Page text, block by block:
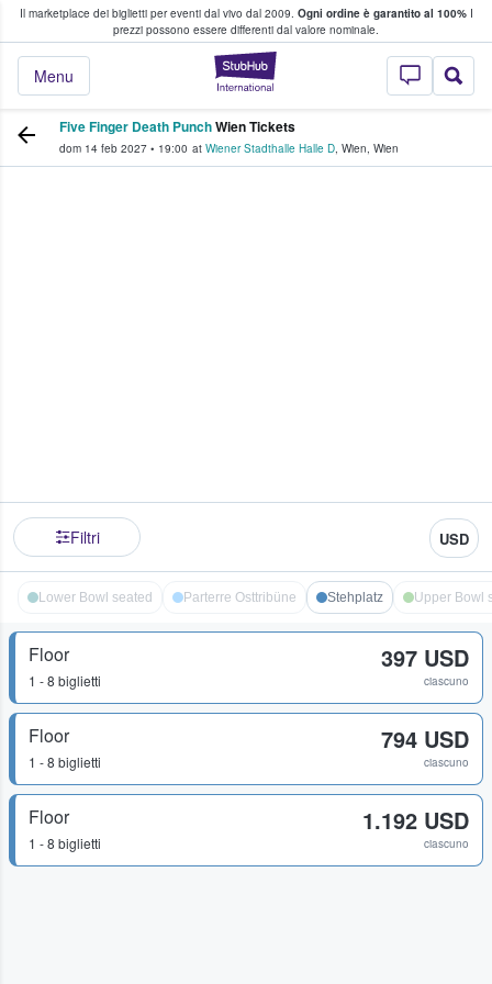
Il marketplace dei biglietti per eventi dal vivo dal 2009. Ogni ordine è garantito al 100%I
prezzi possono essere differenti dal valore nominale.
StubHub - Dove
Menu
fan comprano e vendono biglietti
Five Finger Death PunchWien Tickets
dom 14 feb 2027 • 19:00 at Wiener Stadthalle Halle D, Wien, Wien
Filtri USD
Lower Bowl seated Parterre Osttribüne Stehplatz Upper Bowl
Floor
1 - 8 biglietti
397 USD
ciascuno
Floor
1 - 8 biglietti
794 USD
ciascuno
Floor
1 - 8 biglietti
1.192 USD
ciascuno